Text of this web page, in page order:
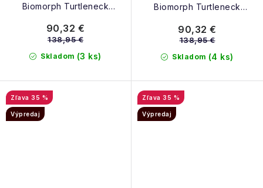
Biomorph Turtleneck
melange
Skladom (3 ks)
90,32 €
138,95 €
Biomorph Turtleneck
Skladom (4 ks)
90,32 €
138,95 €
35 %
Výpredaj
35 %
Výpredaj